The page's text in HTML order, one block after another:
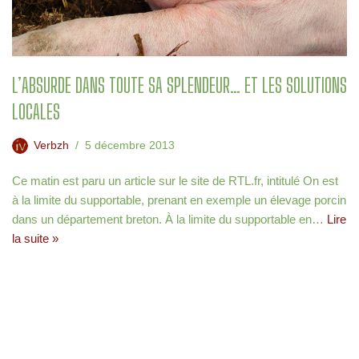
L’ABSURDE DANS TOUTE SA SPLENDEUR… ET LES SOLUTIONS
LOCALES
Verbzh 5 décembre 2013
Ce matin est paru un article sur le site de RTL.fr, intitulé On est
à la limite du supportable, prenant en exemple un élevage porcin
dans un département breton. À la limite du supportable en… Lire
la suite »